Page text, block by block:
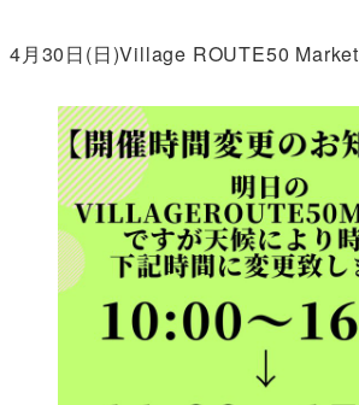
4月30日(日)Village ROUTE50 Market